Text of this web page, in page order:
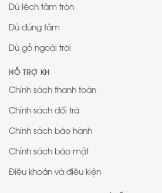
Dù lệch tâm tròn
Dù đúng tâm
Dù gỗ ngoài trời
HỖ TRỢ KH
Chính sách thanh toán
Chính sách đổi trả
Chính sách bảo hành
Chính sách bảo mật
Điều khoản và điều kiện